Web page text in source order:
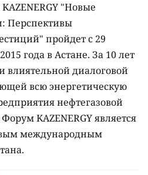
"Новые
Перспективы
пройдет с 29
года в Астане. За 10 лет
влиятельной диалоговой
всю энергетическую
нефтегазовой
KAZENERGY является
международным